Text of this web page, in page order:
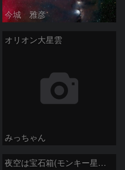
今城 雅彦
オリオン大星雲
みっちゃん
夜空は宝石箱(モンキー星雲 NGC2174) Seestar50